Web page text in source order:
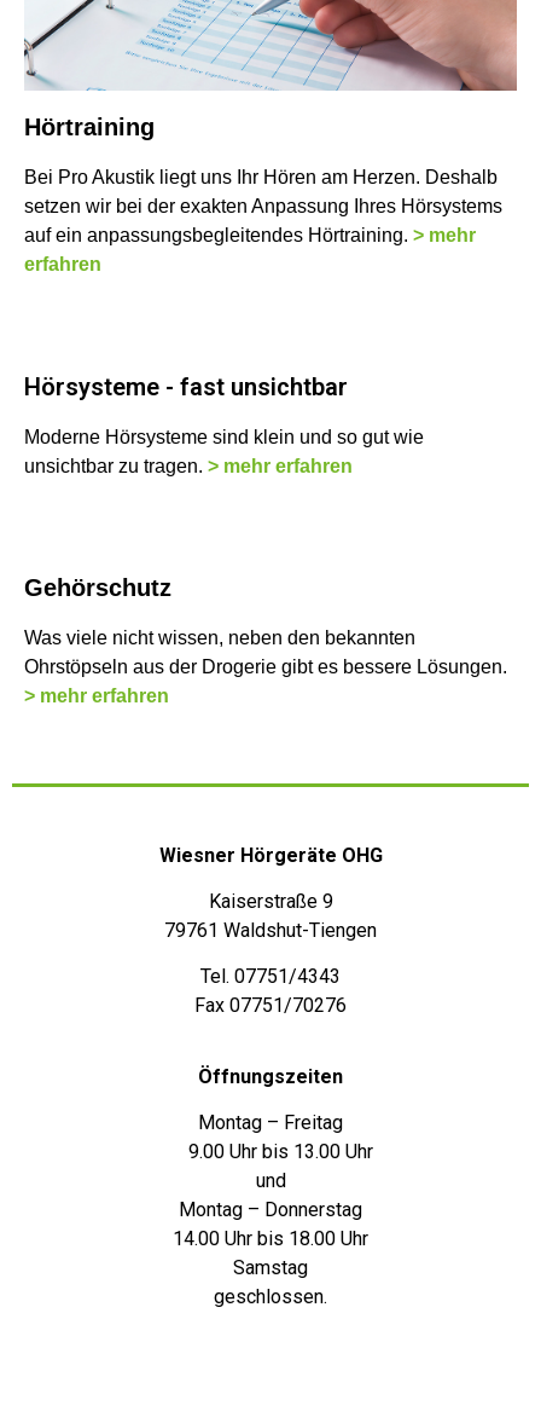
Hörtraining
Bei Pro Akustik liegt uns Ihr Hören am Herzen. Deshalb
setzen wir bei der exakten Anpassung Ihres Hörsystems
auf ein anpassungsbegleitendes Hörtraining. > mehr
erfahren
Hörsysteme - fast unsichtbar
Moderne Hörsysteme sind klein und so gut wie
unsichtbar zu tragen. > mehr erfahren
Gehörschutz
Was viele nicht wissen, neben den bekannten
Ohrstöpseln aus der Drogerie gibt es bessere Lösungen.
> mehr erfahren
Wiesner Hörgeräte OHG
Kaiserstraße 9
79761 Waldshut-Tiengen
Tel. 07751/4343
Fax 07751/70276
Öffnungszeiten
Montag – Freitag
9.00 Uhr bis 13.00 Uhr
und
Montag – Donnerstag
14.00 Uhr bis 18.00 Uhr
Samstag
geschlossen.